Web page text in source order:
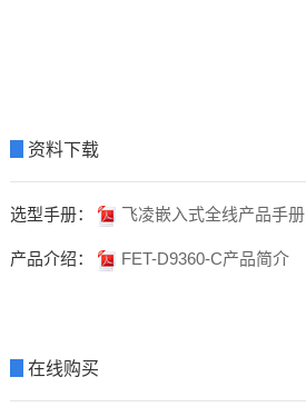
资料下载
选型手册： 飞凌嵌入式全线产品手册
产品介绍： FET-D9360-C产品简介
在线购买